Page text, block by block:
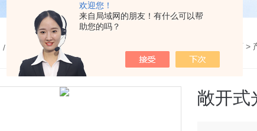
欢迎您！
来自局域网的朋友！有什么可以帮
助您的吗？
/ PRODUCTS 网站首页 >
敞开式